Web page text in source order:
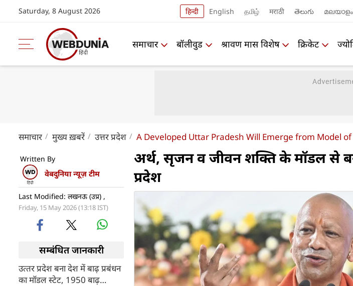
Saturday, 8 August 2026 हिन्दी English தமிழ் मराठी తెలుగు മലയാളം
समाचार बॉलीवुड श्रावण मास विशेष क्रिकेट
समाचार मुख्य ख़बरें उत्तर प्रदेश A Developed Uttar Pradesh Will Emerge from Model
Written By
वेबदुनिया न्यूज़ टीम
Last Modified: लखनऊ (उप्र) ,
Friday, 15 May 2026 (13:18 IST)
सम्बंधित जानकारी
उत्‍तर प्रदेश बना देश में बाढ़ प्रबंधन
का मॉडल स्टेट, 1950 बाढ़
अर्थ, सृजन व जीवन शक्ति के मॉडल से
प्रदेश